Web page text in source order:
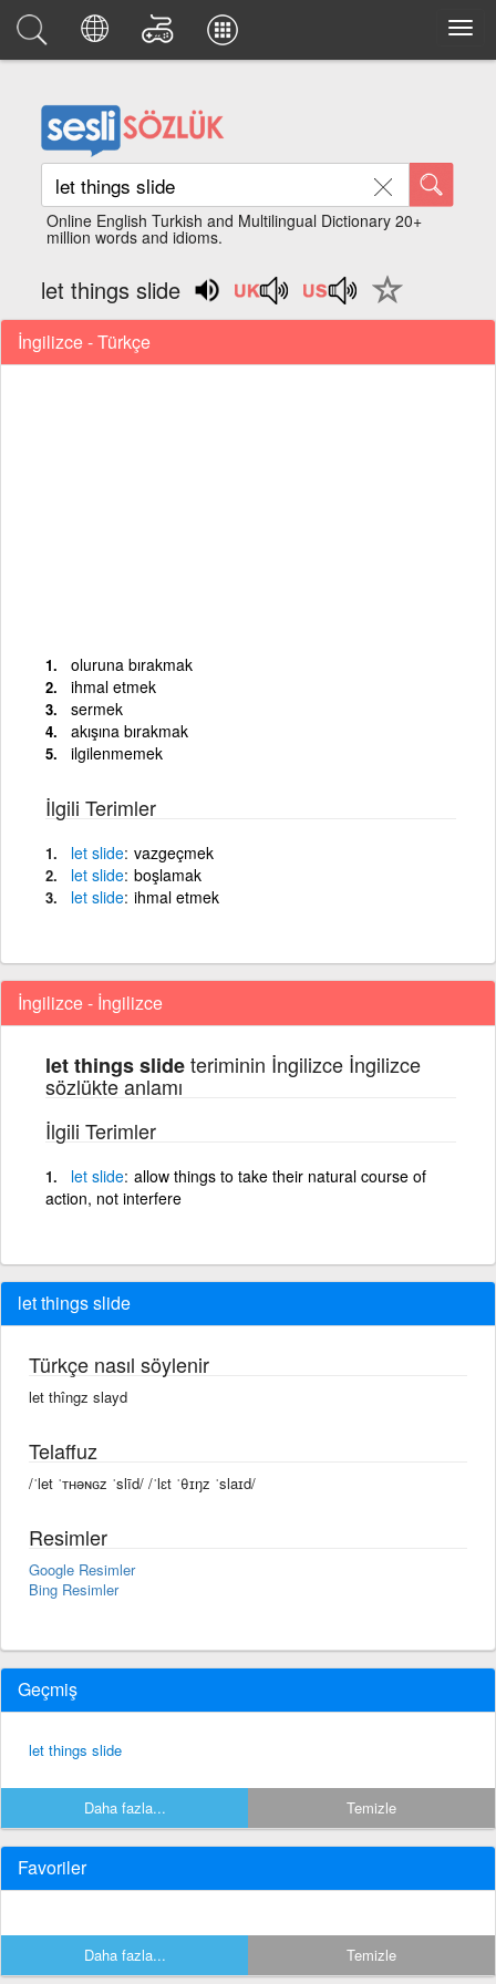
Online English Turkish and Multilingual Dictionary 20+
million words and idioms.
let things slide
İngilizce - Türkçe
oluruna bırakmak
ihmal etmek
sermek
akışına bırakmak
ilgilenmemek
İlgili Terimler
let slide vazgeçmek
let slide boşlamak
let slide ihmal etmek
İngilizce - İngilizce
let things slideteriminin İngilizce İngilizce
sözlükte anlamı
İlgili Terimler
let slide allow things to take their natural course of
action, not interfere
let things slide
Türkçe nasıl söylenir
let thîngz slayd
Telaffuz
/ˈlet ˈᴛʜəɴɢz ˈslīd/ /ˈlɛt ˈθɪŋz ˈslaɪd/
Resimler
Google Resimler
Bing Resimler
Geçmiş
let things slide
Daha fazla... Temizle
Favoriler
Daha fazla... Temizle